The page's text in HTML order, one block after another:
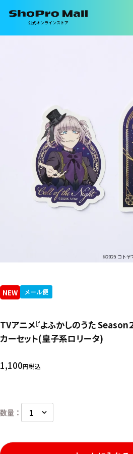
公式オンラインストア
NEW メール便
TVアニメ『よふかしのうた Season
カーセット(皇子系ロリータ)
1,100 税込